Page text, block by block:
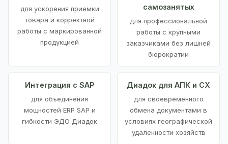
для ускорения приемки
товара и корректной
работы с маркированной
продукцией
самозанятых
для профессиональной
работы с крупными
заказчиками без лишней
бюрократии
Интеграция с SAP
для объединения
мощностей ERP SAP и
гибкости ЭДО Диадок
Диадок для АПК и СХ
для своевременного
обмена документами в
условиях географической
удаленности хозяйств